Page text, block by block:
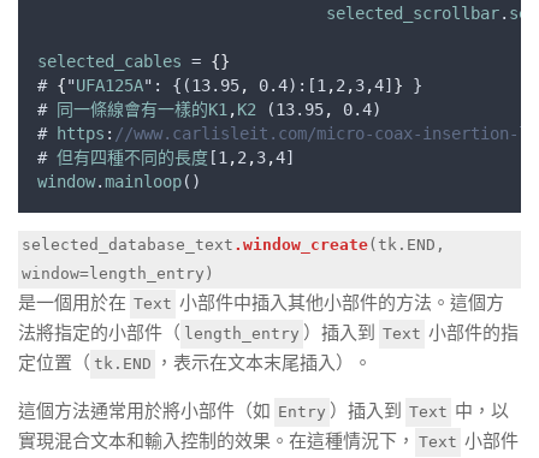
selected_scrollbar. set
selected_cables = {}
# {"UFA125A": {(13.95, 0.4):[1 ,2 ,3,4]} }
# 同一條線會有一樣的K1 ,K2 (13.95,
0.4)
# https : //www.carlisleit.com/micro-coax-insertion-
# 但有四種不同的長度[1 ,2 ,3,4]
window.mainloop()
selected_database_text .window_create(tk.END,
window=length_entry)
是一個用於在 Text 小部件中插入其他小部件的方法。這個方
法將指定的小部件（ length_entry ）插入到 Text 小部件的指
定位置（ tk.END ，表示在文本末尾插入）。
這個方法通常用於將小部件（如 Entry ）插入到 Text 中，以
實現混合文本和輸入控制的效果。在這種情況下， Text 小部件